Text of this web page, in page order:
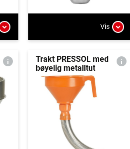
Vis
Trakt PRESSOL med
bøyelig metalltut